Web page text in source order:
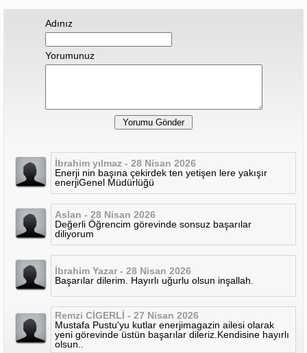
Adınız
Yorumunuz
İbrahim yılmaz - 28 Nisan 2026
Enerji nin başına çekirdek ten yetişen lere yakışır
enerjiGenel Müdürlüğü
Aslan - 28 Nisan 2026
Değerli Öğrencim görevinde sonsuz başarılar
diliyorum
İbrahim Yazar - 28 Nisan 2026
Başarılar dilerim. Hayırlı uğurlu olsun inşallah.
Remzi CİGERLİ - 27 Nisan 2026
Mustafa Pustuʹyu kutlar enerjimagazin ailesi olarak
yeni görevinde üstün başarılar dileriz.Kendisine hayırlı
olsun..